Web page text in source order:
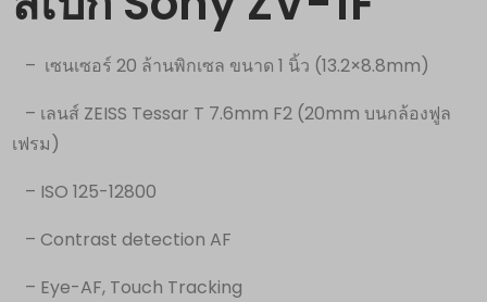
– เซนเซอร์ 20 ล้านพิกเซล ขนาด 1 นิ้ว (13.2×8.8mm)
– เลนส์ ZEISS Tessar T 7.6mm F2 (20mm บนกล้องฟูล
เฟรม)
– ISO 125-12800
– Contrast detection AF
– Eye-AF, Touch Tracking